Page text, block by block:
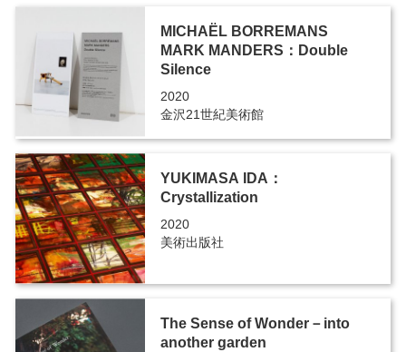
MICHAËL BORREMANS
MARK MANDERS：Double
Silence
2020
金沢21世紀美術館
YUKIMASA IDA：
Crystallization
2020
美術出版社
The Sense of Wonder－into
another garden